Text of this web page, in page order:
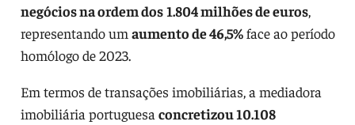
negócios na ordem dos1.804 milhões de euros,
representando um aumento de 46,5%face ao período
homólogo de 2023.
Em termos de transações imobiliárias, a mediadora
imobiliária portuguesa concretizou 10.108